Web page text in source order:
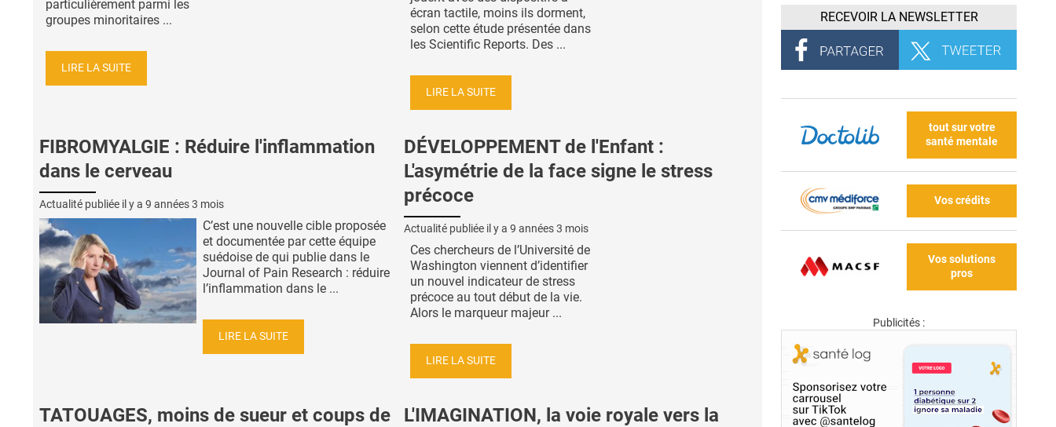
particulièrement parmi les
groupes minoritaires ...
LIRE LA SUITE
écran tactile, moins ils dorment,
selon cette étude présentée dans
les Scientific Reports. Des ...
LIRE LA SUITE
FIBROMYALGIE : Réduire l'inflammation
dans le cerveau
Actualité publiée il y a 9 années 3 mois
C’est une nouvelle cible proposée
et documentée par cette équipe
suédoise de qui publie dans le
Journal of Pain Research : réduire
l’inflammation dans le ...
LIRE LA SUITE
DÉVELOPPEMENT de l'Enfant :
L'asymétrie de la face signe le stress
précoce
Actualité publiée il y a 9 années 3 mois
Ces chercheurs de l’Université de
Washington viennent d’identifier
un nouvel indicateur de stress
précoce au tout début de la vie.
Alors le marqueur majeur ...
LIRE LA SUITE
TATOUAGES, moins de sueur et coups de
L'IMAGINATION, la voie royale vers la
RECEVOIR LA NEWSLETTER
tout sur votre
santé mentale
Vos crédits
Vos solutions
pros
Publicités :